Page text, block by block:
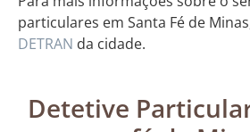
particulares em Santa Fé de
DETRAN da cidade.
Detetive